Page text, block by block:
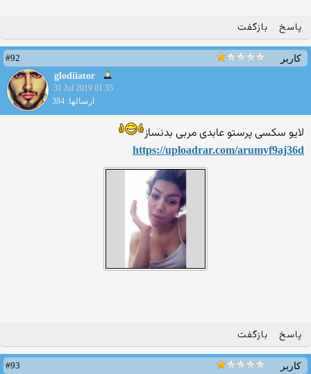
پاسخ بازگفت
کاربر
#92
glodiiator
31 Jul 2019 01:35
ارسالها: 384
لایو سکسی پرستو عابدی مربی بدنساز
https://uploadrar.com/arumyf9aj36d
پاسخ بازگفت
کاربر
#93